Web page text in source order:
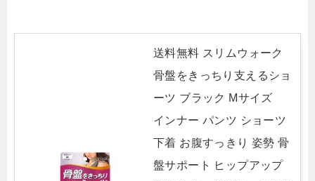
送料無料 スリムウォーク
骨盤をきっちり支えるショ
ーツ ブラック Mサイズ
インナー パンツ ショーツ
下着 お腹すっきり 姿勢 骨
盤サポート ヒップアップ